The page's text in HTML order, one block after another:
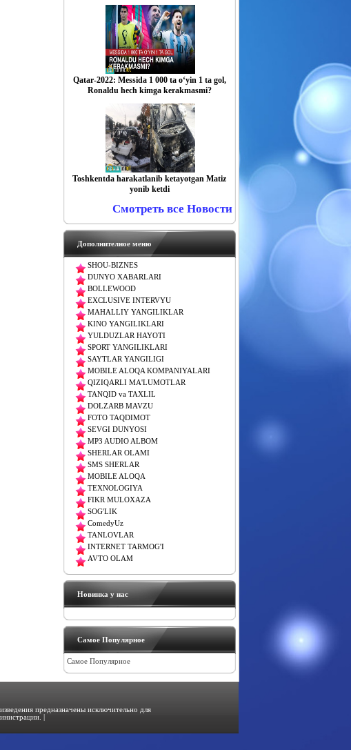
Qatar-2022: Messida 1 000 ta o‘yin 1 ta gol,
Ronaldu hech kimga kerakmasmi?
Toshkentda harakatlanib ketayotgan Matiz
yonib ketdi
Смотреть все Новости
Дополнителное меню
SHOU-BIZNES
DUNYO XABARLARI
BOLLEWOOD
EXCLUSIVE INTERVYU
MAHALLIY YANGILIKLAR
KINO YANGILIKLARI
YULDUZLAR HAYOTI
SPORT YANGILIKLARI
SAYTLAR YANGILIGI
MOBILE ALOQA KOMPANIYALARI
QIZIQARLI MA'LUMOTLAR
TANQID va TAXLIL
DOLZARB MAVZU
FOTO TAQDIMOT
SEVGI DUNYOSI
MP3 AUDIO ALBOM
SHERLAR OLAMI
SMS SHERLAR
MOBILE ALOQA
TEXNOLOGIYA
FIKR MULOXAZA
SOG'LIK
ComedyUz
TANLOVLAR
INTERNET TARMOG'I
AVTO OLAM
Новинка у нас
Самое Популярное
Самое Популярное
предназначены исключительно для
|